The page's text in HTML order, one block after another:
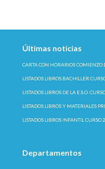
Últimas noticias
CARTA CON HORARIOS COMIENZO
LISTADOS LIBROS BACHILLER
LISTADOS LIBROS DE LA E.S.O.
LISTADOS LIBROS Y MATERIALES
LISTADOS LIBROS INFANTIL CURSO
Departamentos